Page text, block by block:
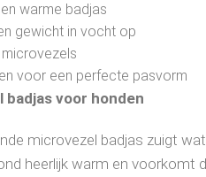
warme badjas
gewicht in vocht op
voor een perfecte pasvorm
badjas voor honden
microvezel badjas zuigt
heerlijk warm en voorkomt